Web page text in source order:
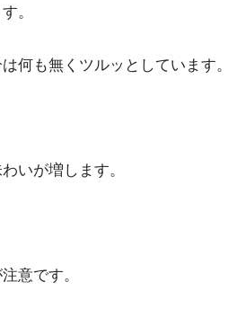
。
何も無くツルッとしています。
いが増します。
意です。